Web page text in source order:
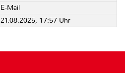
E-Mail
21.08.2025, 17:57 Uhr